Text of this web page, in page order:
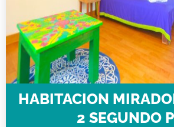
HABITACION
2 SEGUNDO